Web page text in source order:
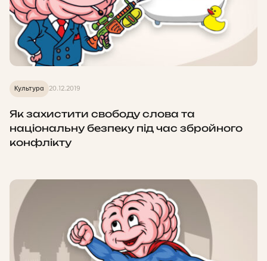
Культура 20.12.2019
Як захистити свободу слова та
національну безпеку під час збройного
конфлікту